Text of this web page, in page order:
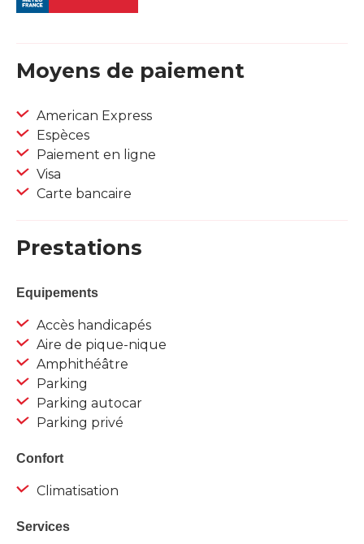
Moyens de paiement
American Express
Espèces
Paiement en ligne
Visa
Carte bancaire
Prestations
Equipements
Accès handicapés
Aire de pique-nique
Amphithéâtre
Parking
Parking autocar
Parking privé
Confort
Climatisation
Services